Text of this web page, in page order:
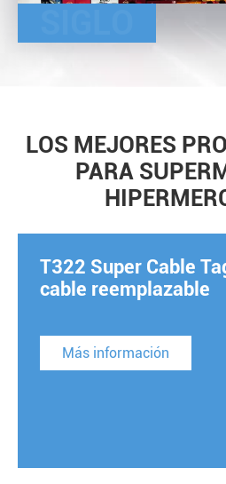
LOS MEJORES
PARA
T322 Super Cable
cable reemplazable
Más información